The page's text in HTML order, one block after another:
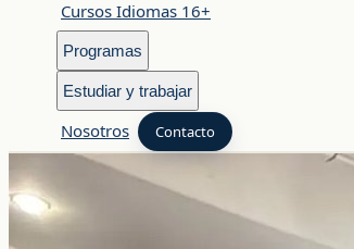
Cursos Idiomas 16+
Programas
Estudiar y trabajar
Nosotros Contacto
Cursos Idiomas 16+